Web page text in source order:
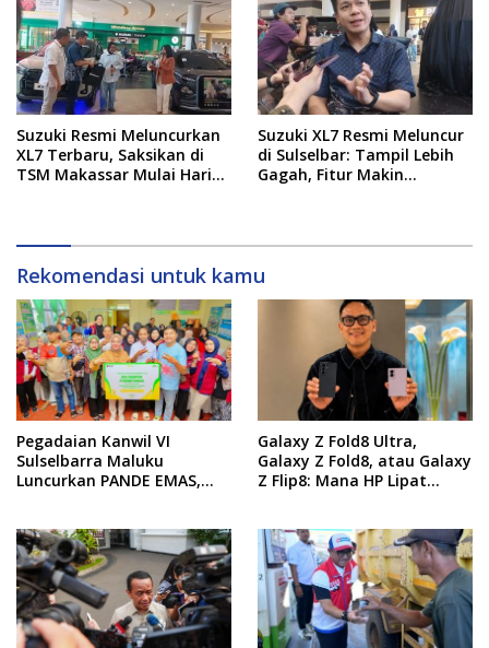
Suzuki Resmi Meluncurkan
XL7 Terbaru, Saksikan di
TSM Makassar Mulai Hari
Suzuki XL7 Resmi Meluncur
di Sulselbar: Tampil Lebih
Gagah, Fitur Makin
Rekomendasi untuk kamu
Pegadaian Kanwil VI
Sulselbarra Maluku
Luncurkan PANDE EMAS,
Galaxy Z Fold8 Ultra,
Galaxy Z Fold8, atau Galaxy
Z Flip8: Mana HP Lipat